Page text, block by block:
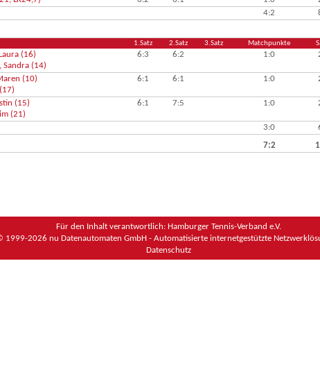
4:2
1.Satz 2.Satz 3.Satz Matchpunkte
(16)
Sandra (14)
6:3 6:2 1:0
(10)
6:1 6:1 1:0
(15)
(21)
6:1 7:5 1:0
3:0
7:2
Für den Inhalt verantwortlich: Hamburger Tennis-Verband e.V.
1999-2026 nu Datenautomaten GmbH - Automatisierte internetgestützte
Datenschutz